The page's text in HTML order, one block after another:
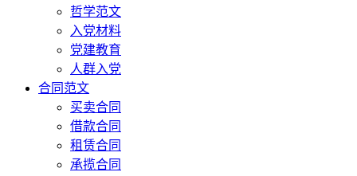
哲学范文
入党材料
党建教育
人群入党
合同范文
买卖合同
借款合同
租赁合同
承揽合同